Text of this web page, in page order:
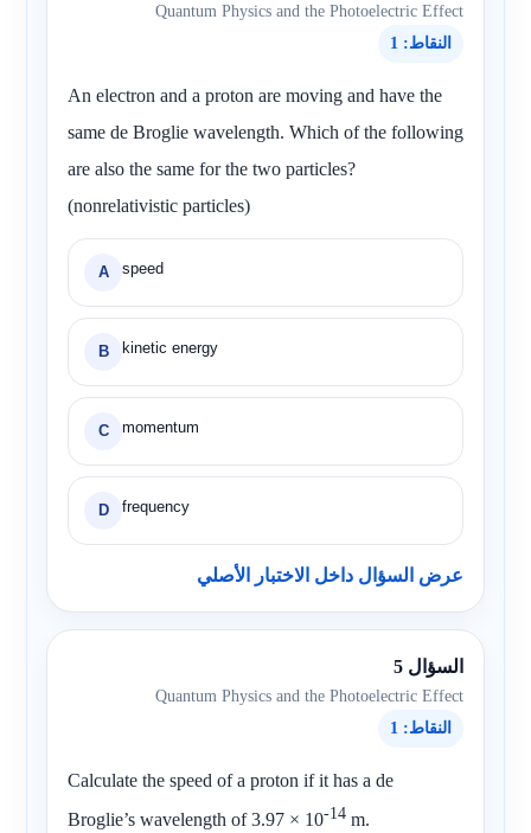
Quantum Physics and the Photoelectric Effect
النقاط: 1
An electron and a proton are moving and have the
same de Broglie wavelength. Which of the following
are also the same for the two particles?
(nonrelativistic particles)
A speed
B kinetic energy
C momentum
D frequency
عرض السؤال داخل الاختبار الأصلي
السؤال 5
Quantum Physics and the Photoelectric Effect
النقاط: 1
Calculate the speed of a proton if it has a de
Broglie’s wavelength of3.97 × 10-14 m.